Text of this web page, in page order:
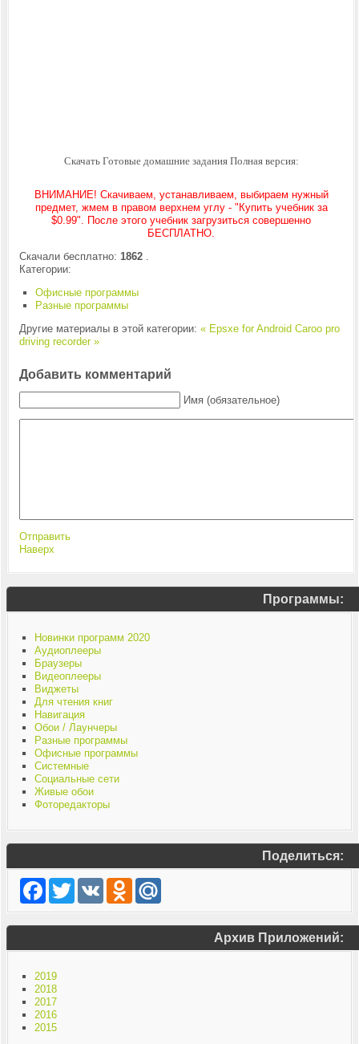
Скачать Готовые домашние задания Полная версия:
ВНИМАНИЕ! Скачиваем, устанавливаем, выбираем нужный
предмет, жмем в правом верхнем углу - "Купить учебник за
$0.99". После этого учебник загрузиться совершенно
БЕСПЛАТНО.
Скачали бесплатно: 1862.
Категории:
Офисные программы
Разные программы
Другие материалы в этой категории: « Epsxe for Android Caroo pro
driving recorder »
Добавить комментарий
Имя (обязательное)
Отправить
Наверх
Программы:
Новинки программ 2020
Аудиоплееры
Браузеры
Видеоплееры
Виджеты
Для чтения книг
Навигация
Обои / Лаунчеры
Разные программы
Офисные программы
Системные
Социальные сети
Живые обои
Фоторедакторы
Поделиться:
Facebook
TwitterVK Odnoklassniki
Mail.Ru
Архив Приложений:
2019
2018
2017
2016
2015